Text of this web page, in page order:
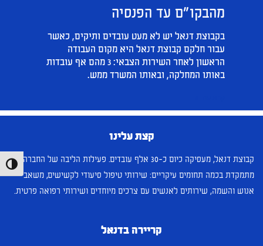
מהבקו"ם עד הפנסיה
בקבוצת דנאל יש לא מעט עובדים ותיקים, כאשר
עבור חלקם קבוצת דנאל היא מקום העבודה
הראשון לאחר השירות הצבאי: 3 מהם אף עובדות
באותו המחלקה, ובאותו המשרד ממש.
קצת עלינו
קבוצת דנאל, מעסיקה כיום כ-30 אלף עובדים. פעילות הליבה של החברה
מתמקדת בכמה תחומים עיקריים: שירותי טיפול סיעודי לקשישים, משאבי
אנוש והשמה, שירותים לאנשים עם צרכים מיוחדים ושירותי רפואה פרטית.
קריירה בדנאל